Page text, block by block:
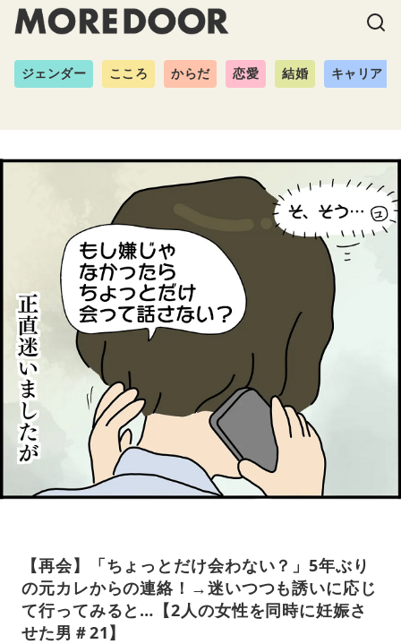
ジェンダー こころ からだ 恋愛 結婚 キャリア
【再会】「ちょっとだけ会わない？」5年ぶり
の元カレからの連絡！→迷いつつも誘いに応じ
て行ってみると…【2人の女性を同時に妊娠さ
せた男＃21】